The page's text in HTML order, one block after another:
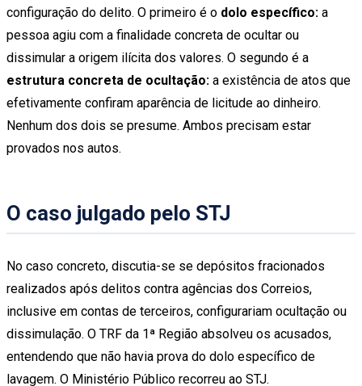
configuração do delito. O primeiro é o dolo específico: a
pessoa agiu com a finalidade concreta de ocultar ou
dissimular a origem ilícita dos valores. O segundo é a
estrutura concreta de ocultação: a existência de atos que
efetivamente confiram aparência de licitude ao dinheiro.
Nenhum dos dois se presume. Ambos precisam estar
provados nos autos.
O caso julgado pelo STJ
No caso concreto, discutia-se se depósitos fracionados
realizados após delitos contra agências dos Correios,
inclusive em contas de terceiros, configurariam ocultação ou
dissimulação. O TRF da 1ª Região absolveu os acusados,
entendendo que não havia prova do dolo específico de
lavagem. O Ministério Público recorreu ao STJ.